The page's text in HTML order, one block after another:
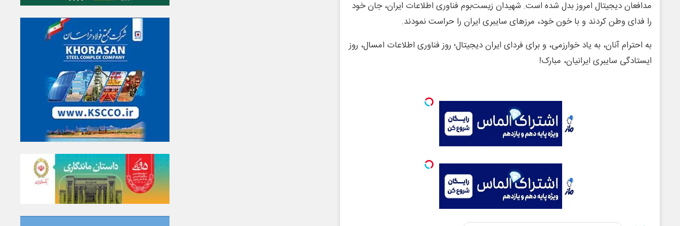
مدافعان دیجیتال امروز بدل شده است. شهیدان زیست‌بوم فناوری اطلاعات ایران، جان خود
را فدای وطن کردند و با خون خود، مرزهای سایبری ایران را حراست نمودند.
به احترام آنان، به یاد خوارزمی، و برای فردای ایران دیجیتال؛ روز فناوری اطلاعات امسال، روز
ایستادگی سایبری ایرانیان، مبارک!